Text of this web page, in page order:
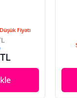
Fiyatı